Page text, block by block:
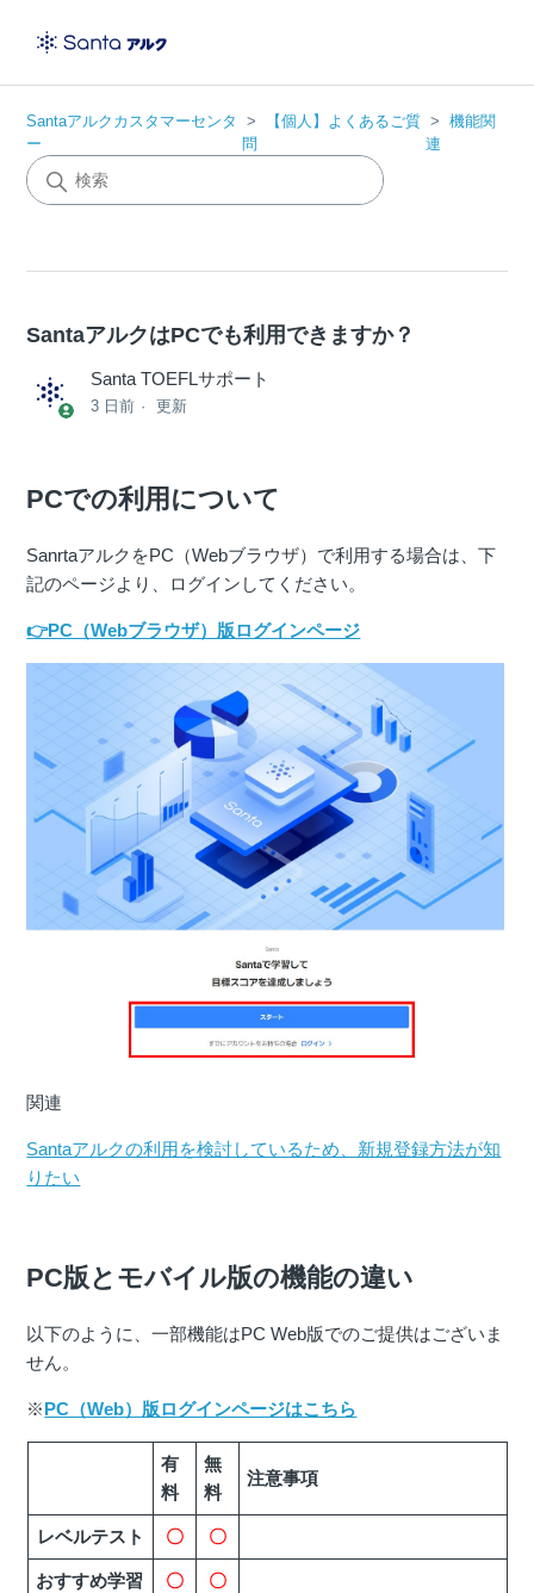
Santaアルクカスタマーセンタ
ー
【個人】よくあるご質
問
機能関
連
SantaアルクはPCでも利用できますか？
Santa TOEFLサポート
3 日前 更新
PCでの利用について
SanrtaアルクをPC（Webブラウザ）で利用する場合は、下
記のページより、ログインしてください。
👉PC（Webブラウザ）版ログインページ
関連
Santaアルクの利用を検討しているため、新規登録方法が知
りたい
PC版とモバイル版の機能の違い
以下のように、一部機能はPC Web版でのご提供はございま
せん。
※PC（Web）版ログインページはこちら
有
料
無
料
注意事項
レベルテスト 〇 〇
おすすめ学習 〇 〇